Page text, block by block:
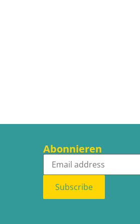
Abonnieren
Subscribe